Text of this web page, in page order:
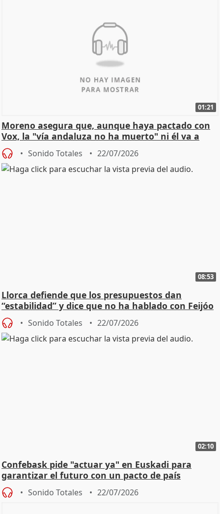
01:21
Moreno asegura que, aunque haya pactado con
Vox, la "vía andaluza no ha muerto" ni él va a
"cambiar"
Sonido Totales 22/07/2026
08:53
Llorca defiende que los presupuestos dan
“estabilidad” y dice que no ha hablado con Feijóo
Sonido Totales 22/07/2026
02:10
Confebask pide "actuar ya" en Euskadi para
garantizar el futuro con un pacto de país
Sonido Totales 22/07/2026